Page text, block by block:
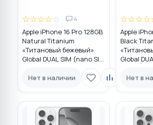
☆☆☆☆☆ 4
Apple iPhone 16 Pro 128GB
Natural Titanium
«Tитановый бежевый»
Global DUAL SIM (nano SIM
Нет в наличии
☆☆☆☆
Apple
Black
Global
Нет в